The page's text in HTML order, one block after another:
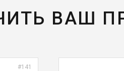
ВАШ
#141